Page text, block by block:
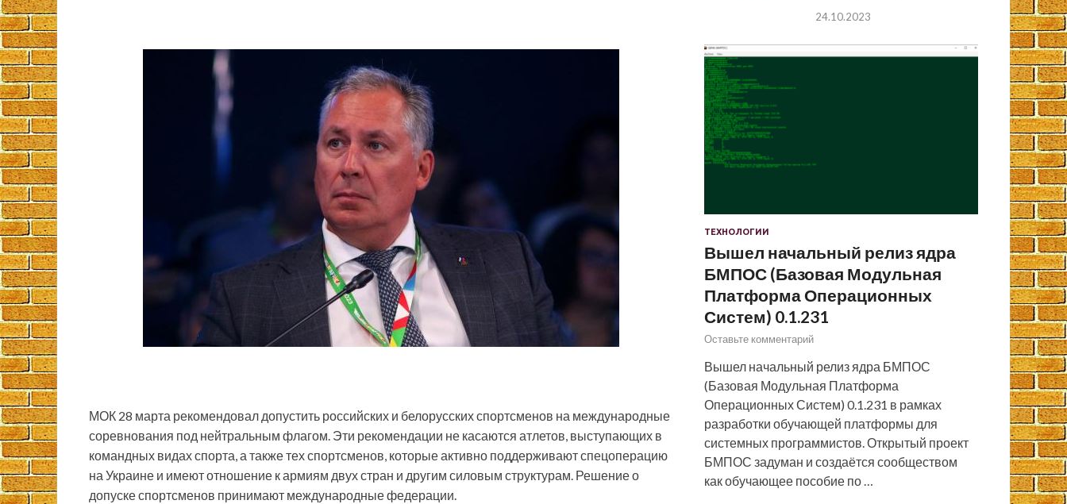
МОК 28 марта рекомендовал допустить российских и белорусских спортсменов на международные
соревнования под нейтральным флагом. Эти рекомендации не касаются атлетов, выступающих в
командных видах спорта, а также тех спортсменов, которые активно поддерживают спецоперацию
на Украине и имеют отношение к армиям двух стран и другим силовым структурам. Решение о
допуске спортсменов принимают международные федерации.
24.10.2023
ТЕХНОЛОГИИ
Вышел начальный релиз ядра
БМПОС (Базовая Модульная
Платформа Операционных
Систем) 0.1.231
Оставьте комментарий
Вышел начальный релиз ядра БМПОС
(Базовая Модульная Платформа
Операционных Систем) 0.1.231 в рамках
разработки обучающей платформы для
системных программистов. Открытый проект
БМПОС задуман и создаётся сообществом
как обучающее пособие по …